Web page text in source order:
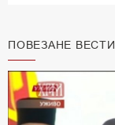
ПОВЕЗАНЕ ВЕСТИ